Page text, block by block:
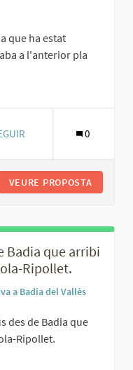
que ha estat
a l'anterior pla
públic
0
VEURE PROPOSTA
Badia que arribi
Ripollet.
a Badia del Vallès
des de Badia que
Ripollet.